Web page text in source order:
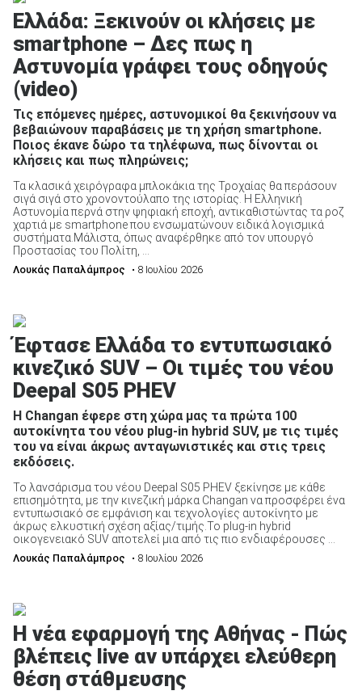
Ελλάδα: Ξεκινούν οι κλήσεις με
smartphone – Δες πως η
Αστυνομία γράφει τους οδηγούς
(video)
Τις επόμενες ημέρες, αστυνομικοί θα ξεκινήσουν να
βεβαιώνουν παραβάσεις με τη χρήση smartphone.
Ποιος έκανε δώρο τα τηλέφωνα, πως δίνονται οι
κλήσεις και πως πληρώνεις;
Τα κλασικά χειρόγραφα μπλοκάκια της Τροχαίας θα περάσουν
σιγά σιγά στο χρονοντούλαπο της ιστορίας. Η Ελληνική
Αστυνομία περνά στην ψηφιακή εποχή, αντικαθιστώντας τα ροζ
χαρτιά με smartphone που ενσωματώνουν ειδικά λογισμικά
συστήματα.Μάλιστα, όπως αναφέρθηκε από τον υπουργό
Προστασίας του Πολίτη, ...
Λουκάς Παπαλάμπρος • 8 Ιουλίου 2026
Έφτασε Ελλάδα το εντυπωσιακό
κινεζικό SUV – Οι τιμές του νέου
Deepal S05 PHEV
Η Changan έφερε στη χώρα μας τα πρώτα 100
αυτοκίνητα του νέου plug-in hybrid SUV, με τις τιμές
του να είναι άκρως ανταγωνιστικές και στις τρεις
εκδόσεις.
Το λανσάρισμα του νέου Deepal S05 PHEV ξεκίνησε με κάθε
επισημότητα, με την κινεζική μάρκα Changan να προσφέρει ένα
εντυπωσιακό σε εμφάνιση και τεχνολογίες αυτοκίνητο με
άκρως ελκυστική σχέση αξίας/τιμής.Το plug-in hybrid
οικογενειακό SUV αποτελεί μια από τις πιο ενδιαφέρουσες ...
Λουκάς Παπαλάμπρος • 8 Ιουλίου 2026
Η νέα εφαρμογή της Αθήνας - Πώς
βλέπεις live αν υπάρχει ελεύθερη
θέση στάθμευσης